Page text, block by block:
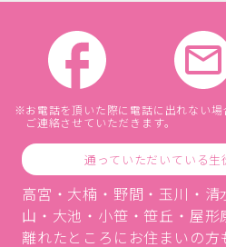
お電話を頂いた際に電話に出れない
ご連絡させていただきます。
通っていただいている
高宮・大楠・野間・玉川・
山・大池・小笹・笹丘・屋
離れたところにお住まいの方